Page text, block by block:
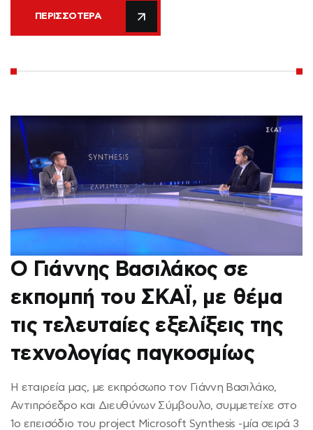
ΠΕΡΙΣΣΌΤΕΡΑ
Ο Γιάννης Βασιλάκος σε
εκπομπή του ΣΚΑΪ, με θέμα
τις τελευταίες εξελίξεις της
τεχνολογίας παγκοσμίως
Η εταιρεία μας, με εκπρόσωπο τον Γιάννη Βασιλάκο,
Αντιπρόεδρο και Διευθύνων Σύμβουλο, συμμετείχε στο
1ο επεισόδιο του project Microsoft Synthesis -μία σειρά 3